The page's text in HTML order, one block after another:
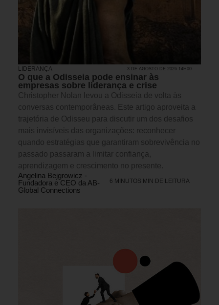
LIDERANÇA 3 DE AGOSTO DE 2026 14H00
O que a Odisseia pode ensinar às
empresas sobre liderança e crise
Christopher Nolan levou a Odisseia de volta às
conversas contemporâneas. Este artigo aproveita a
trajetória de Odisseu para discutir um dos desafios
mais invisíveis das organizações: reconhecer
quando estratégias que garantiram sobrevivência no
passado passaram a limitar confiança,
aprendizagem e crescimento no presente.
Angelina Bejgrowicz -
Fundadora e CEO da AB-
Global Connections
6 MINUTOS MIN DE LEITURA